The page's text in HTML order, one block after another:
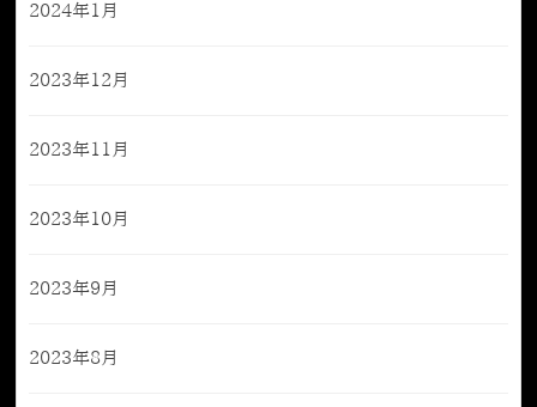
2024年1月
2023年12月
2023年11月
2023年10月
2023年9月
2023年8月